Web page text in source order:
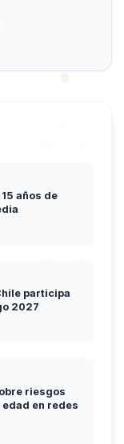
años de
participa
2027
riesgos
en redes